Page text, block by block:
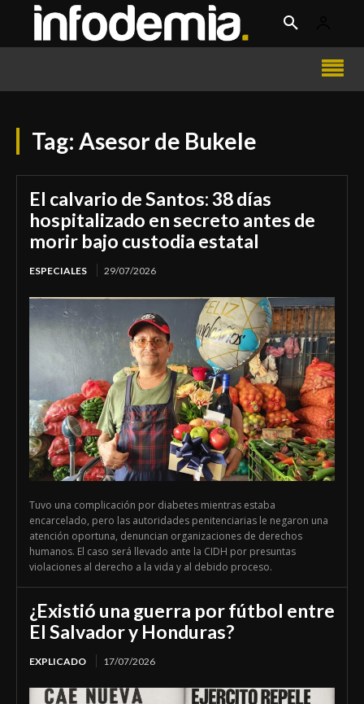
Tag: Asesor de Bukele
El calvario de Santos: 38 días
hospitalizado en secreto antes de
morir bajo custodia estatal
ESPECIALES 29/07/2026
Tuvo una complicación por diabetes mientras estaba
encarcelado, pero las autoridades penitenciarias le negaron una
atención oportuna, denuncian organizaciones de derechos
humanos. El caso será llevado ante la CIDH por presuntas
violaciones al derecho a la vida y al debido proceso.
¿Existió una guerra por fútbol entre
El Salvador y Honduras?
EXPLICADO 17/07/2026